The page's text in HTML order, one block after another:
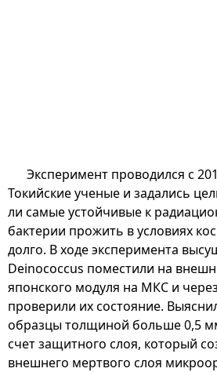
Эксперимент проводился с
Токийские ученые и задались
ли самые устойчивые к
бактерии прожить в условиях
долго. В ходе эксперимента
Deinococcus поместили на
японского модуля на МКС и
проверили их состояние.
образцы толщиной больше 0,5
счет защитного слоя, который
внешнего мертвого слоя